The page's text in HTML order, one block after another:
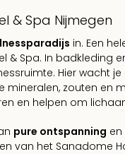
& Spa Nijmegen
in. Een
& Spa. In badkleding
Hier wacht je
mineralen, zouten en
en helpen om
pure ontspanning
van het Sanadome